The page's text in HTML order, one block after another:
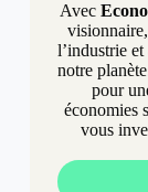
Avec
l’industrie
notre
pour
économies
vous